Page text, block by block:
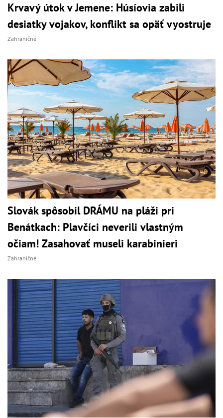
Krvavý útok v Jemene: Húsíovia zabili
desiatky vojakov, konflikt sa opäť vyostruje
Zahraničné
Slovák spôsobil DRÁMU na pláži pri
Benátkach: Plavčíci neverili vlastným
očiam! Zasahovať museli karabinieri
Zahraničné